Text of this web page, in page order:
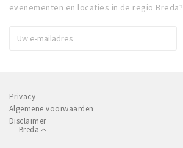
evenementen en locaties in de regio Breda?
Privacy
Algemene voorwaarden
Disclaimer
Breda